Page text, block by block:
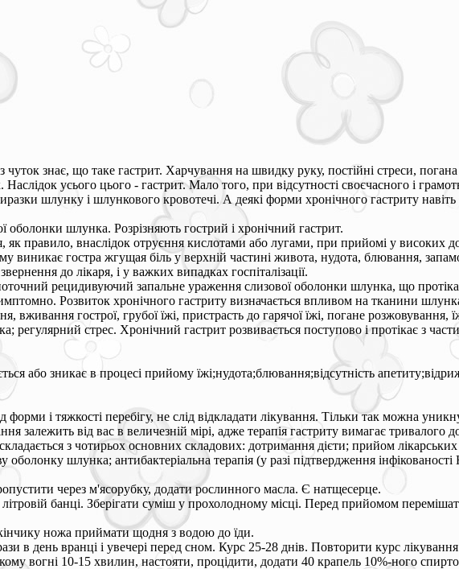
знає, що таке гастрит. Харчування на швидку руку, постійні стреси,
усього цього - гастрит. Мало того, при відсутності своєчасного і
шлунку і шлункового кровотечі. А деякі форми хронічного гастриту
оболонки шлунка. Розрізняють гострий і хронічний гастрит.
як правило, внаслідок отруєння кислотами або лугами, при прийомі у високих
виникає гостра жгущая біль у верхній частині живота, нудота, блювання,
до лікаря, і у важких випадках госпіталізації.
рецидивуючий запальне ураження слизової оболонки шлунка, що
Розвиток хронічного гастриту визначається впливом на тканини
гострої, грубої їжі, пристрасть до гарячої їжі, погане розжовування,
стрес. Хронічний гастрит розвивається поступово і протікає з
або зникає в процесі прийому їжі;нудота;блювання;відсутність
і тяжкості перебігу, не слід відкладати лікування. Тільки так можна
від вас в величезній мірі, адже терапія гастриту вимагає тривалого
з чотирьох основних складових: дотримання дієти; прийом
шлунка; антибактеріальна терапія (у разі підтвердження
через м'ясорубку, додати рослинного масла. Є натщесерце.
банці. Зберігати суміш у прохолодному місці. Перед прийомом
ножа приймати щодня з водою до їди.
день вранці і увечері перед сном. Курс 25-28 днів. Повторити курс лікування
вогні 10-15 хвилин, настояти, процідити, додати 40 крапель 10%-ного